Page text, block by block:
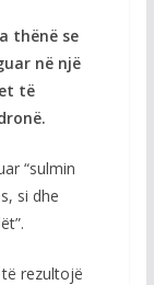
thënë se
në një
të
“sulmin
si dhe
rezultojë